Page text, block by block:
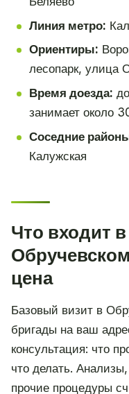
Линия метро:
Ориентиры:
лесопарк, улица
Время доезда:
занимает около
Соседние
Калужская
Что входит
цена
Базовый визит в
бригады на ваш
консультация: что
что делать.
прочие процедуры